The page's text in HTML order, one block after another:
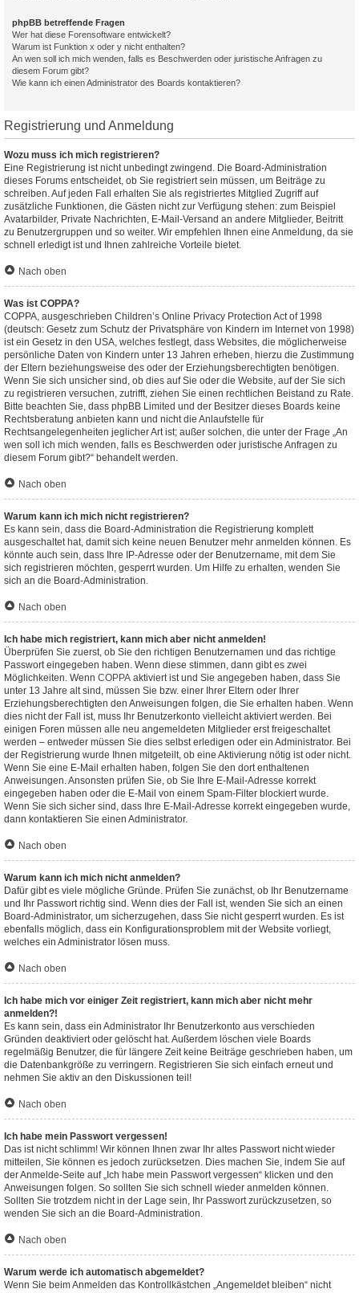
phpBB betreffende Fragen
Wer hat diese Forensoftware entwickelt?
Warum ist Funktion x oder y nicht enthalten?
An wen soll ich mich wenden, falls es Beschwerden oder juristische Anfragen zu
diesem Forum gibt?
Wie kann ich einen Administrator des Boards kontaktieren?
Registrierung und Anmeldung
Wozu muss ich mich registrieren?
Eine Registrierung ist nicht unbedingt zwingend. Die Board-Administration
dieses Forums entscheidet, ob Sie registriert sein müssen, um Beiträge zu
schreiben. Auf jeden Fall erhalten Sie als registriertes Mitglied Zugriff auf
zusätzliche Funktionen, die Gästen nicht zur Verfügung stehen: zum Beispiel
Avatarbilder, Private Nachrichten, E-Mail-Versand an andere Mitglieder, Beitritt
zu Benutzergruppen und so weiter. Wir empfehlen Ihnen eine Anmeldung, da sie
schnell erledigt ist und Ihnen zahlreiche Vorteile bietet.
Nach oben
Was ist COPPA?
COPPA, ausgeschrieben Children’s Online Privacy Protection Act of 1998
(deutsch: Gesetz zum Schutz der Privatsphäre von Kindern im Internet von 1998)
ist ein Gesetz in den USA, welches festlegt, dass Websites, die möglicherweise
persönliche Daten von Kindern unter 13 Jahren erheben, hierzu die Zustimmung
der Eltern beziehungsweise des oder der Erziehungsberechtigten benötigen.
Wenn Sie sich unsicher sind, ob dies auf Sie oder die Website, auf der Sie sich
zu registrieren versuchen, zutrifft, ziehen Sie einen rechtlichen Beistand zu Rate.
Bitte beachten Sie, dass phpBB Limited und der Besitzer dieses Boards keine
Rechtsberatung anbieten kann und nicht die Anlaufstelle für
Rechtsangelegenheiten jeglicher Art ist; außer solchen, die unter der Frage „An
wen soll ich mich wenden, falls es Beschwerden oder juristische Anfragen zu
diesem Forum gibt?“ behandelt werden.
Nach oben
Warum kann ich mich nicht registrieren?
Es kann sein, dass die Board-Administration die Registrierung komplett
ausgeschaltet hat, damit sich keine neuen Benutzer mehr anmelden können. Es
könnte auch sein, dass Ihre IP-Adresse oder der Benutzername, mit dem Sie
sich registrieren möchten, gesperrt wurden. Um Hilfe zu erhalten, wenden Sie
sich an die Board-Administration.
Nach oben
Ich habe mich registriert, kann mich aber nicht anmelden!
Überprüfen Sie zuerst, ob Sie den richtigen Benutzernamen und das richtige
Passwort eingegeben haben. Wenn diese stimmen, dann gibt es zwei
Möglichkeiten. Wenn COPPA aktiviert ist und Sie angegeben haben, dass Sie
unter 13 Jahre alt sind, müssen Sie bzw. einer Ihrer Eltern oder Ihrer
Erziehungsberechtigten den Anweisungen folgen, die Sie erhalten haben. Wenn
dies nicht der Fall ist, muss Ihr Benutzerkonto vielleicht aktiviert werden. Bei
einigen Foren müssen alle neu angemeldeten Mitglieder erst freigeschaltet
werden – entweder müssen Sie dies selbst erledigen oder ein Administrator. Bei
der Registrierung wurde Ihnen mitgeteilt, ob eine Aktivierung nötig ist oder nicht.
Wenn Sie eine E-Mail erhalten haben, folgen Sie den dort enthaltenen
Anweisungen. Ansonsten prüfen Sie, ob Sie Ihre E-Mail-Adresse korrekt
eingegeben haben oder die E-Mail von einem Spam-Filter blockiert wurde.
Wenn Sie sich sicher sind, dass Ihre E-Mail-Adresse korrekt eingegeben wurde,
dann kontaktieren Sie einen Administrator.
Nach oben
Warum kann ich mich nicht anmelden?
Dafür gibt es viele mögliche Gründe. Prüfen Sie zunächst, ob Ihr Benutzername
und Ihr Passwort richtig sind. Wenn dies der Fall ist, wenden Sie sich an einen
Board-Administrator, um sicherzugehen, dass Sie nicht gesperrt wurden. Es ist
ebenfalls möglich, dass ein Konfigurationsproblem mit der Website vorliegt,
welches ein Administrator lösen muss.
Nach oben
Ich habe mich vor einiger Zeit registriert, kann mich aber nicht mehr
anmelden?!
Es kann sein, dass ein Administrator Ihr Benutzerkonto aus verschieden
Gründen deaktiviert oder gelöscht hat. Außerdem löschen viele Boards
regelmäßig Benutzer, die für längere Zeit keine Beiträge geschrieben haben, um
die Datenbankgröße zu verringern. Registrieren Sie sich einfach erneut und
nehmen Sie aktiv an den Diskussionen teil!
Nach oben
Ich habe mein Passwort vergessen!
Das ist nicht schlimm! Wir können Ihnen zwar Ihr altes Passwort nicht wieder
mitteilen, Sie können es jedoch zurücksetzen. Dies machen Sie, indem Sie auf
der Anmelde-Seite auf „Ich habe mein Passwort vergessen“ klicken und den
Anweisungen folgen. So sollten Sie sich schnell wieder anmelden können.
Sollten Sie trotzdem nicht in der Lage sein, Ihr Passwort zurückzusetzen, so
wenden Sie sich an die Board-Administration.
Nach oben
Warum werde ich automatisch abgemeldet?
Wenn Sie beim Anmelden das Kontrollkästchen „Angemeldet bleiben“ nicht